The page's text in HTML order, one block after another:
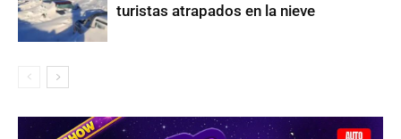
turistas atrapados en la nieve